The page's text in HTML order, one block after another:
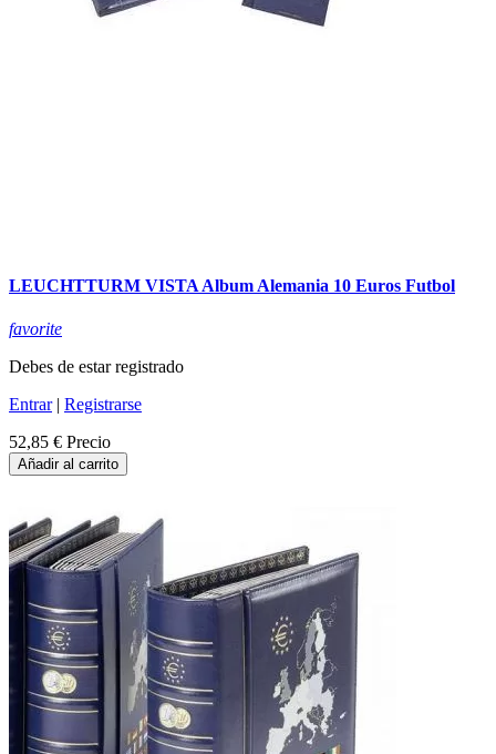
LEUCHTTURM VISTA Album Alemania 10 Euros Futbol
favorite
Debes de estar registrado
Entrar| Registrarse
52,85 € Precio
Añadir al carrito